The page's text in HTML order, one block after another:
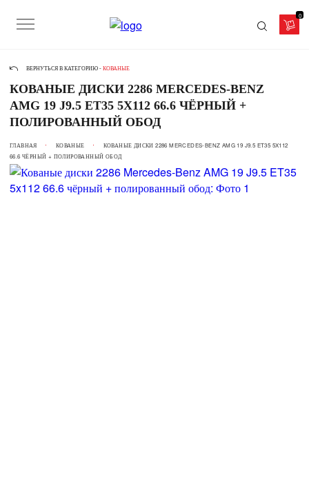
0
ВЕРНУТЬСЯ В КАТЕГОРИЮ - КОВАНЫЕ
КОВАНЫЕ ДИСКИ 2286 MERCEDES-BENZ
AMG 19 J9.5 ET35 5X112 66.6 ЧЁРНЫЙ +
ПОЛИРОВАННЫЙ ОБОД
ГЛАВНАЯ КОВАНЫЕ
КОВАНЫЕ ДИСКИ 2286 MERCEDES-BENZ AMG 19 J9.5 ET35 5X112
66.6 ЧЁРНЫЙ + ПОЛИРОВАННЫЙ ОБОД